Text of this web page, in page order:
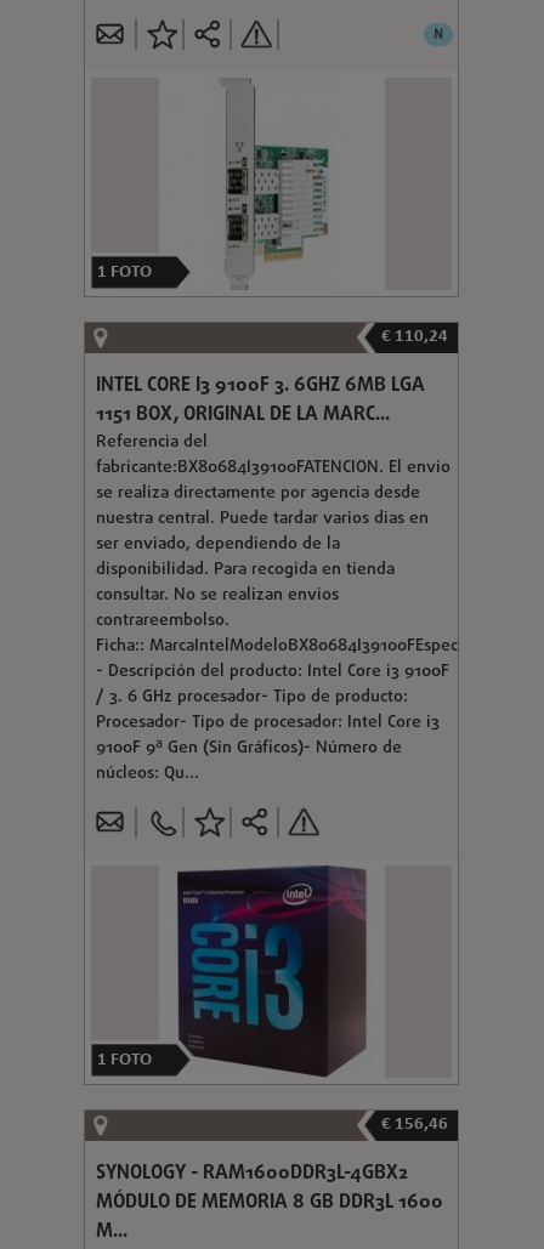
N
1 FOTO
€ 110,24
INTEL CORE I3 9100F 3. 6GHZ 6MB LGA
1151 BOX, ORIGINAL DE LA MARC...
Referencia del
fabricante:BX80684I39100FATENCION. El envio
se realiza directamente por agencia desde
nuestra central. Puede tardar varios dias en
ser enviado, dependiendo de la
disponibilidad. Para recogida en tienda
consultar. No se realizan envios
contrareembolso.
Ficha:: MarcaIntelModeloBX80684I39100FEspecificaciones
- Descripción del producto: Intel Core i3 9100F
/ 3. 6 GHz procesador- Tipo de producto:
Procesador- Tipo de procesador: Intel Core i3
9100F 9ª Gen (Sin Gráficos)- Número de
núcleos: Qu...
1 FOTO
€ 156,46
SYNOLOGY - RAM1600DDR3L-4GBX2
MÓDULO DE MEMORIA 8 GB DDR3L 1600
M...